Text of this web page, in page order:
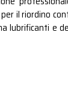
il riordino
lubrificanti e